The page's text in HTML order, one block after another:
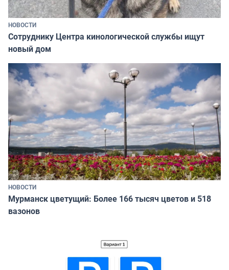
НОВОСТИ
Сотруднику Центра кинологической службы ищут
новый дом
НОВОСТИ
Мурманск цветущий: Более 166 тысяч цветов и 518
вазонов